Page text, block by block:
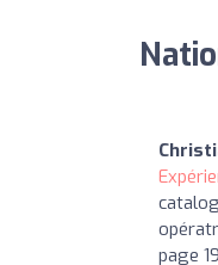
page